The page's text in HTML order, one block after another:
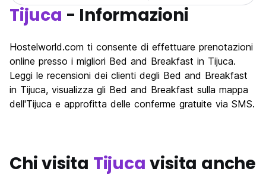
Tijuca - Informazioni
Hostelworld.com ti consente di effettuare prenotazioni
online presso i migliori Bed and Breakfast in Tijuca.
Leggi le recensioni dei clienti degli Bed and Breakfast
in Tijuca, visualizza gli Bed and Breakfast sulla mappa
dell'Tijuca e approfitta delle conferme gratuite via SMS.
Chi visita Tijuca visita anche